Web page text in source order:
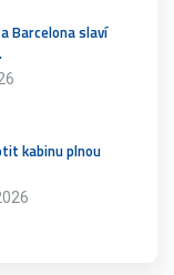
Barcelona slaví
kabinu plnou